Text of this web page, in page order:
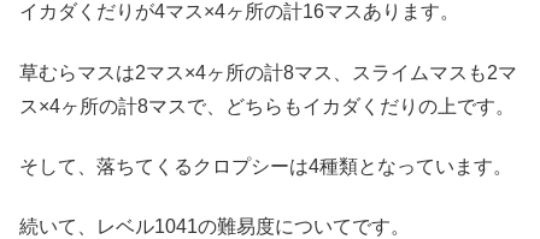
イカダくだりが4マス×4ヶ所の計16マスあります。
草むらマスは2マス×4ヶ所の計8マス、スライムマスも2マ
ス×4ヶ所の計8マスで、どちらもイカダくだりの上です。
そして、落ちてくるクロプシーは4種類となっています。
続いて、レベル1041の難易度についてです。